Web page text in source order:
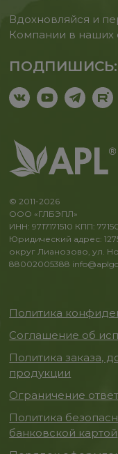
Вдохновляйся и
Компании в наших
ПОДПИШИСЬ:
© 2011-2026
ООО «ГЛБЭПЛ»
ИНН: 9717171510 КПП:
Юридический адрес:
округ Лианозово, ул.
88002005388
Политика
Соглашение об
Политика заказа,
продукции
Ограничение
Политика
банковской картой